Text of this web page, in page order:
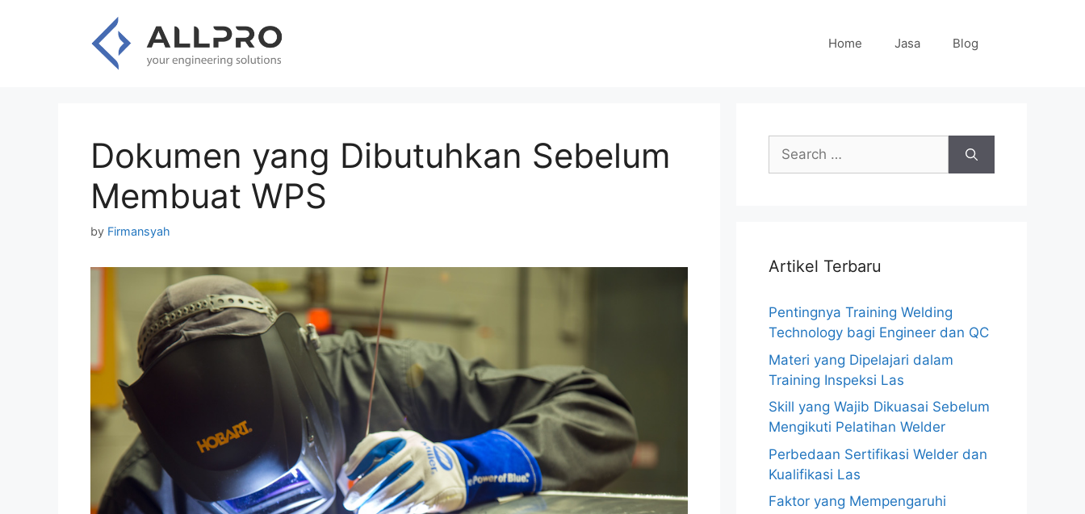
Home Jasa Blog
Dokumen yang Dibutuhkan Sebelum
Membuat WPS
by Firmansyah
Search
for:
Artikel Terbaru
Pentingnya Training Welding
Technology bagi Engineer dan QC
Materi yang Dipelajari dalam
Training Inspeksi Las
Skill yang Wajib Dikuasai Sebelum
Mengikuti Pelatihan Welder
Perbedaan Sertifikasi Welder dan
Kualifikasi Las
Faktor yang Mempengaruhi